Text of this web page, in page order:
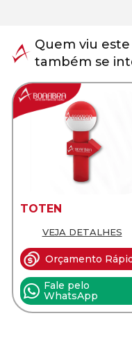
Quem viu
também se
TOTEN
VEJA DETALHES
Orçamento
Fale pelo
WhatsApp